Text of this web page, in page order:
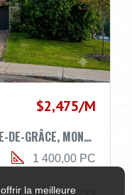
$2,475/M
CÔTE-DES-NEIGES/NOTRE-DAME-DE-GRÂCE, MONTRÉAL H3S2N7
1 400,00 PC
la meilleure